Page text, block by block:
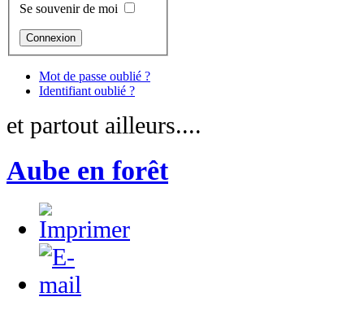
Se souvenir de moi
Mot de passe oublié ?
Identifiant oublié ?
et partout ailleurs....
Aube en forêt